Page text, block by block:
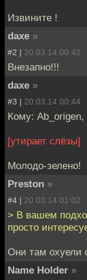
Извините !
daxe »
#2 | 20.03.14 00:42
Внезапно!!!
daxe »
#3 | 20.03.14 00:44
Кому: Ab_origen,
[утирает слёзы]
Молодо-зелено!
Preston »
#4 | 20.03.14 01:02
> В вашем
просто
Они там охуели
Name Holder »